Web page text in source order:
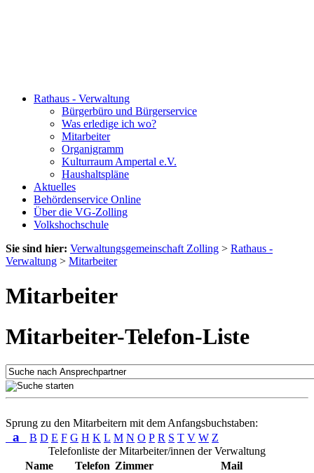
Rathaus - Verwaltung
Bürgerbüro und Bürgerservice
Was erledige ich wo?
Mitarbeiter
Organigramm
Kulturraum Ampertal e.V.
Haushaltspläne
Aktuelles
Behördenservice Online
Über die VG-Zolling
Volkshochschule
Sie sind hier: Verwaltungsgemeinschaft Zolling > Rathaus -
Verwaltung > Mitarbeiter
Mitarbeiter
Mitarbeiter-Telefon-Liste
Sprung zu den Mitarbeitern mit dem Anfangsbuchstaben:
a B D E F G H K L M N O P R S T V W Z
Telefonliste der Mitarbeiter/innen der Verwaltung
Name
Telefon Zimmer
Mail